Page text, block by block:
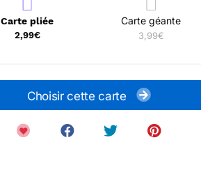
Carte pliée
2,99€
Carte géante
3,99€
Choisir cette carte